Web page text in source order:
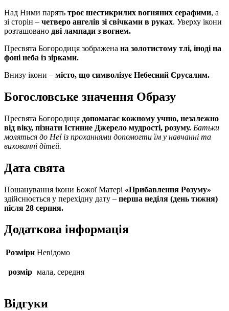
Над Ними парять троє шестикрилих вогняних серафими, а
зі сторін – четверо ангелів зі свічками в руках. Уверху ікони
розташовано дві лампади з вогнем.
Пресвята Богородиця зображена на золотистому тлі, іноді на
фоні неба із зірками.
Внизу ікони – місто, що символізує Небесний Єрусалим.
Богословське значення Образу
Пресвята Богородиця допомагає кожному учню, незалежно
від віку, пізнати Істинне Джерело мудрості, розуму. Батьки
моляться до Неї із проханнями допомогти їм у навчанні та
вихованні дітей.
Дата свята
Пошанування ікони Божої Матері «Прибавлення Розуму»
здійснюється у перехідну дату – перша неділя (день тижня)
після 28 серпня.
Додаткова інформація
Розміри Невідомо
розмір мала, середня
Відгуки